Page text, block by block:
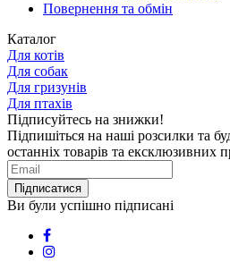
Повернення та обмін
Каталог
Для котів
Для собак
Для гризунів
Для птахів
Підписуйтесь на знижки!
Підпишіться на наші розсилки та
останніх товарів та ексклюзивних
Підписатися
Ви були успішно підписані